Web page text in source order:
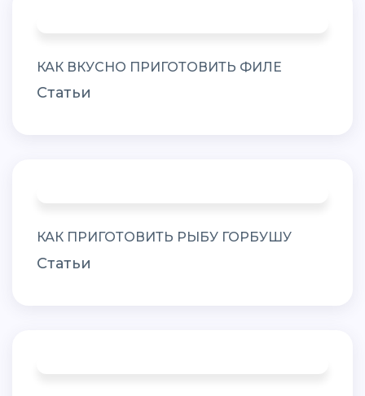
КАК ВКУСНО ПРИГОТОВИТЬ ФИЛЕ
Статьи
КАК ПРИГОТОВИТЬ РЫБУ ГОРБУШУ
Статьи